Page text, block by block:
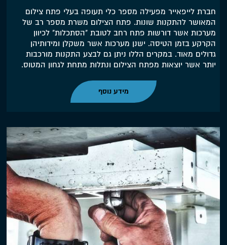
חברת לייפאייר מפעילה מספר כלי תעופה בעלי פתח צילום
המאושר להתקנות שונות. פתח הצילום משרת מספר רב של
מערכות אשר דורשות פתח רחב לטובת "הסתכלות" לכיוון
הקרקע בזמן הטיסה. ישנן מערכות אשר משקלן ומידותיהן
גדולים מאוד. במקרים הללו ניתן גם לבצע התקנות מורכבות
יותר אשר יוצאות מפתח הצילום ונתלות מתחת לגחון המטוס.
מידע נוסף